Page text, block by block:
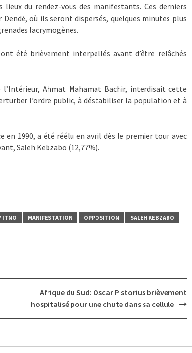
du rendez-vous des manifestants. Ces derniers
où ils seront dispersés, quelques minutes plus
lacrymogènes.
été brièvement interpellés avant d’être relâchés
Ahmat Mahamat Bachir, interdisait cette
l’ordre public, à déstabiliser la population et à
en 1990, a été réélu en avril dès le premier tour avec
Saleh Kebzabo (12,77%).
ITNO MANIFESTATION OPPOSITION
SALEH KEBZABO
Afrique du Sud: Oscar Pistorius brièvement
hospitalisé pour une chute dans sa cellule